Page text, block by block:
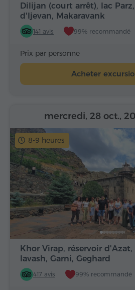
Dilijan (court arrêt), lac
d'Ijevan, Makaravank
141 avis 99% recommandé
Prix par personne
Acheter
8-9 heures
Khor Virap, réservoir
lavash, Garni, Geghard
417 avis 99% recommandé
mercredi, 28 oct.,